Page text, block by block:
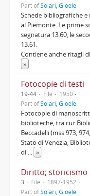
Part ofSolari, Gioele
Schede bibliografiche
al Piemonte. Le prime
segnatura 13.60, le
13.61.
Contiene anche ritagli
»
Fotocopie di testi
19-44 File
1950
Part ofSolari, Gioele
Fotocopie di
biblioteche, tra cui:
Beccadelli (mss 973,
Stato di Venezia,
di ... »
Diritto; storicismo
3 File
1897-1952
Part ofSolari, Gioele